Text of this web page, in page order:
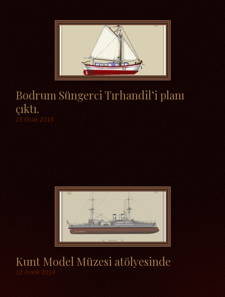
Bodrum Süngerci Tırhandil’i planı
çıktı.
15 Ocak 2016
Kunt Model Müzesi atölyesinde
12 Aralık 2014